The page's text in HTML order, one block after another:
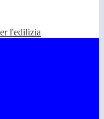
l'edilizia